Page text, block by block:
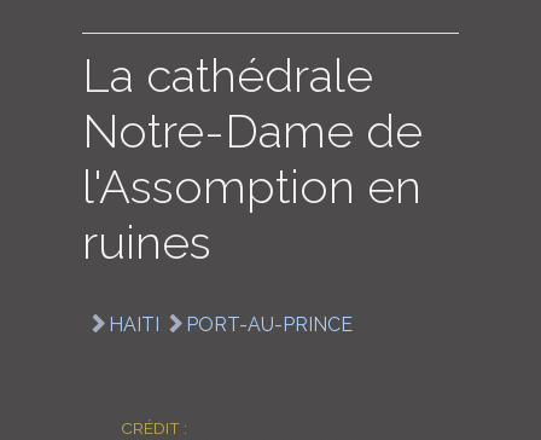
ENGLISH
La cathédrale
Notre-Dame de
l'Assomption en
ruines
HAITI PORT-AU-PRINCE
CRÉDIT :